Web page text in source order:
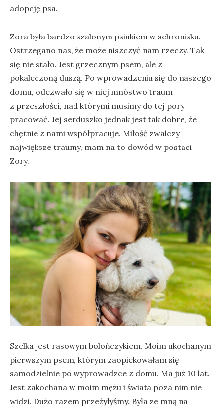
adopcję psa.
Zora była bardzo szalonym psiakiem w schronisku.
Ostrzegano nas, że może niszczyć nam rzeczy. Tak
się nie stało. Jest grzecznym psem, ale z
pokaleczoną duszą. Po wprowadzeniu się do naszego
domu, odezwało się w niej mnóstwo traum
z przeszłości, nad którymi musimy do tej pory
pracować. Jej serduszko jednak jest tak dobre, że
chętnie z nami współpracuje. Miłość zwalczy
największe traumy, mam na to dowód w postaci
Zory.
Szelka jest rasowym bolończykiem. Moim ukochanym
pierwszym psem, którym zaopiekowałam się
samodzielnie po wyprowadzce z domu. Ma już 10 lat.
Jest zakochana w moim mężu i świata poza nim nie
widzi. Dużo razem przeżyłyśmy. Była ze mną na